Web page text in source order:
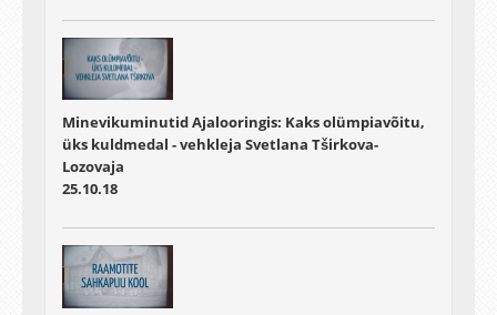
Minevikuminutid Ajalooringis: Kaks olümpiavõitu,
üks kuldmedal - vehkleja Svetlana Tširkova-
Lozovaja
25.10.18